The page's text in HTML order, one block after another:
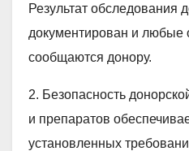
Результат обследования
документирован и любые
сообщаются донору.
2. Безопасность
и препаратов
установленных